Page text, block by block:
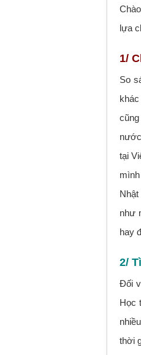
lựa
1/
So
tại
như
hay
2/
Đối
Học
thời